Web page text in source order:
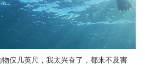
仅几英尺，我太兴奋了，都来不及害